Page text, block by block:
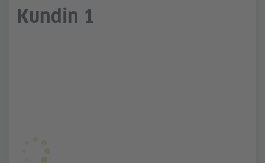
Kundin 1